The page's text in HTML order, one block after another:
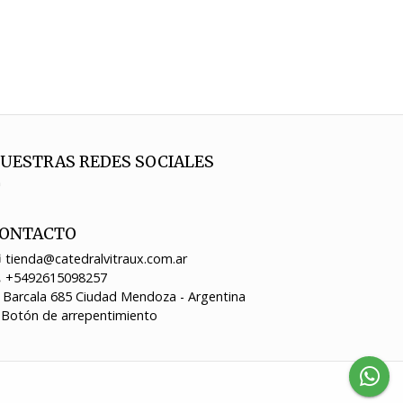
REDES SOCIALES
tienda@catedralvitraux.com.ar
+5492615098257
Barcala 685 Ciudad Mendoza - Argentina
de arrepentimiento